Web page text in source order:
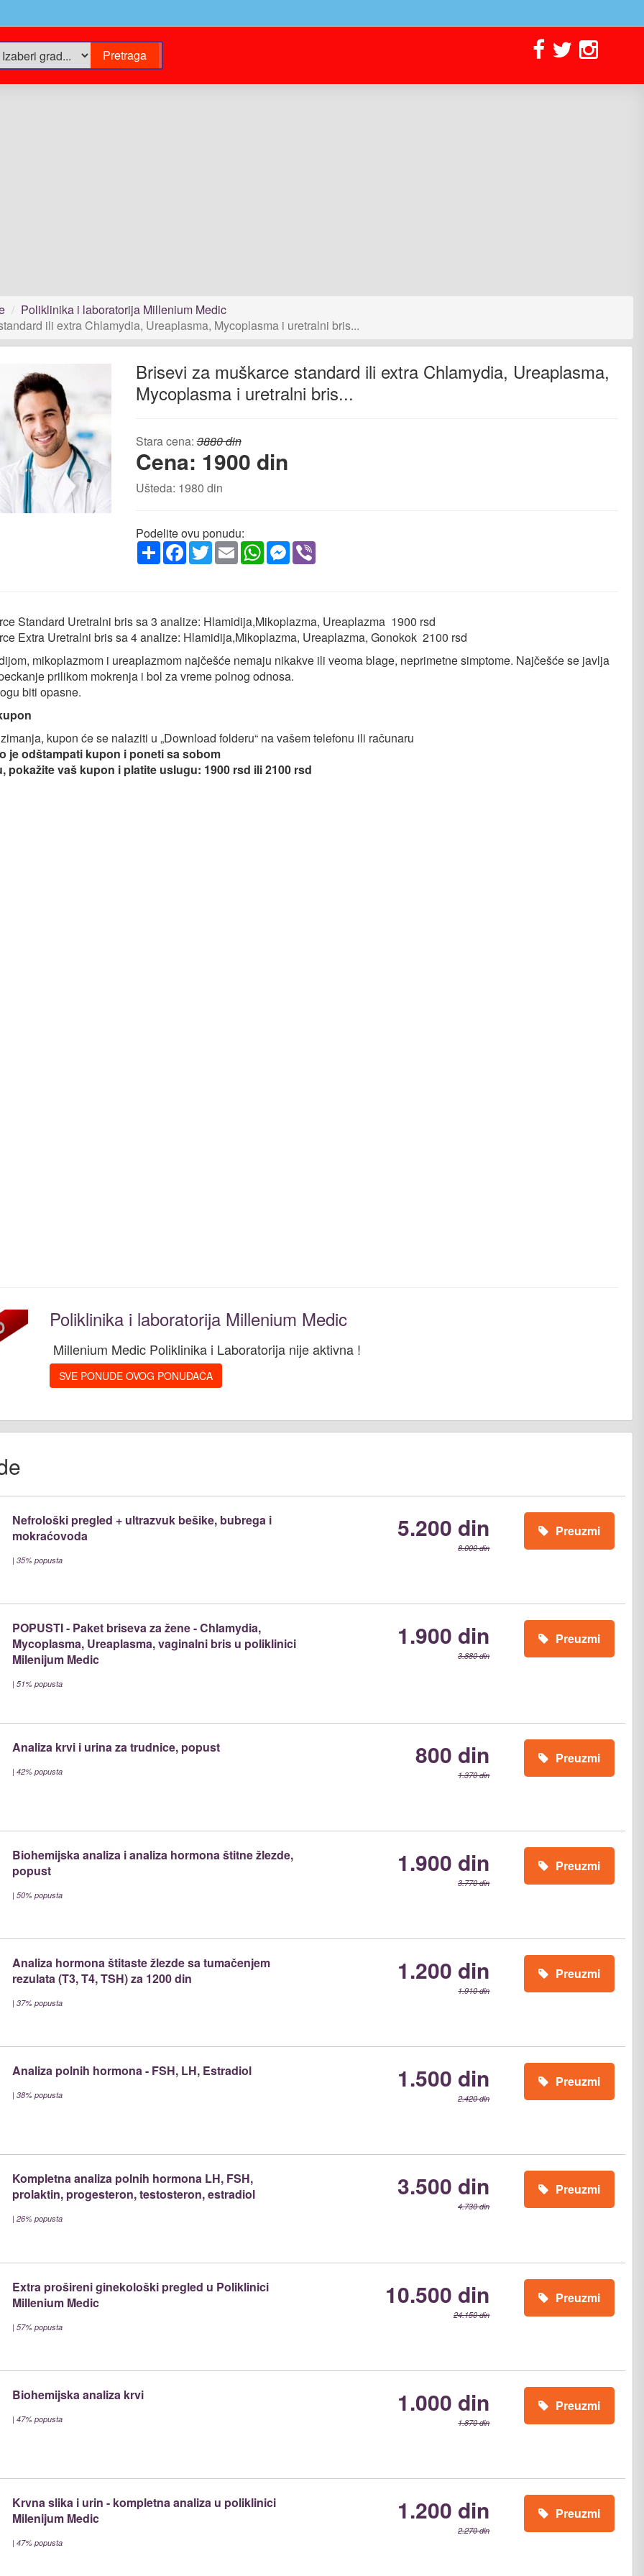
Poliklinika i laboratorija Millenium Medic
ili extra Chlamydia, Ureaplasma, Mycoplasma i uretralni bris...
Brisevi za muškarce standard ili extra Chlamydia, Ureaplasma,
Mycoplasma i uretralni bris...
Stara cena:3880 din
Cena: 1900 din
Ušteda: 1980 din
Podelite ovu ponudu:
ShareFacebook
TwitterEmailWhatsApp
Messenger
Viber
Standard Uretralni bris sa 3 analize: Hlamidija,Mikoplazma, Ureaplazma 1900 rsd
Extra Uretralni bris sa 4 analize: Hlamidija,Mikoplazma, Ureaplazma, Gonokok 2100 rsd
mikoplazmom i ureaplazmom najčešće nemaju nikakve ili veoma blage, neprimetne simptome. Najčešće se javlja
prilikom mokrenja i bol za vreme polnog odnosa.
biti opasne.
kupon će se nalaziti u „Download folderu“ na vašem telefonu ili računaru
je odštampati kupon i poneti sa sobom
pokažite vaš kupon i platite uslugu: 1900 rsd ili 2100 rsd
Poliklinika i laboratorija Millenium Medic
Millenium Medic Poliklinika i Laboratorija nije aktivna !
SVE PONUDE OVOG PONUĐAČA
Nefrološki pregled + ultrazvuk bešike, bubrega i
mokraćovoda
| 35% popusta
5.200 din
8.000 din
Preuzmi
POPUSTI - Paket briseva za žene - Chlamydia,
Mycoplasma, Ureaplasma, vaginalni bris u poliklinici
Milenijum Medic
| 51% popusta
1.900 din
3.880 din
Preuzmi
Analiza krvi i urina za trudnice, popust
| 42% popusta
800 din
1.370 din
Preuzmi
Biohemijska analiza i analiza hormona štitne žlezde,
popust
| 50% popusta
1.900 din
3.770 din
Preuzmi
Analiza hormona štitaste žlezde sa tumačenjem
rezulata (T3, T4, TSH) za 1200 din
| 37% popusta
1.200 din
1.910 din
Preuzmi
Analiza polnih hormona - FSH, LH, Estradiol
| 38% popusta
1.500 din
2.420 din
Preuzmi
Kompletna analiza polnih hormona LH, FSH,
prolaktin, progesteron, testosteron, estradiol
| 26% popusta
3.500 din
4.730 din
Preuzmi
Extra prošireni ginekološki pregled u Poliklinici
Millenium Medic
| 57% popusta
10.500 din
24.150 din
Preuzmi
Biohemijska analiza krvi
| 47% popusta
1.000 din
1.870 din
Preuzmi
Krvna slika i urin - kompletna analiza u poliklinici
Milenijum Medic
| 47% popusta
1.200 din
2.270 din
Preuzmi